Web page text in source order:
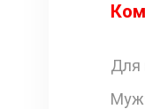
Для